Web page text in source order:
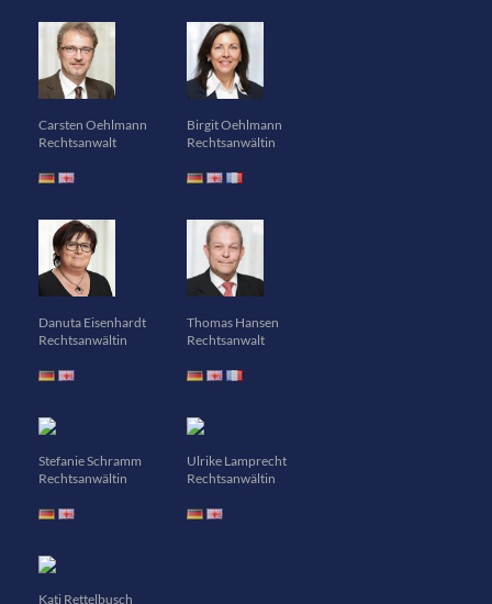
Carsten Oehlmann
Rechtsanwalt
Birgit Oehlmann
Rechtsanwältin
Danuta Eisenhardt
Rechtsanwältin
Thomas Hansen
Rechtsanwalt
Stefanie Schramm
Rechtsanwältin
Ulrike Lamprecht
Rechtsanwältin
Kati Rettelbusch